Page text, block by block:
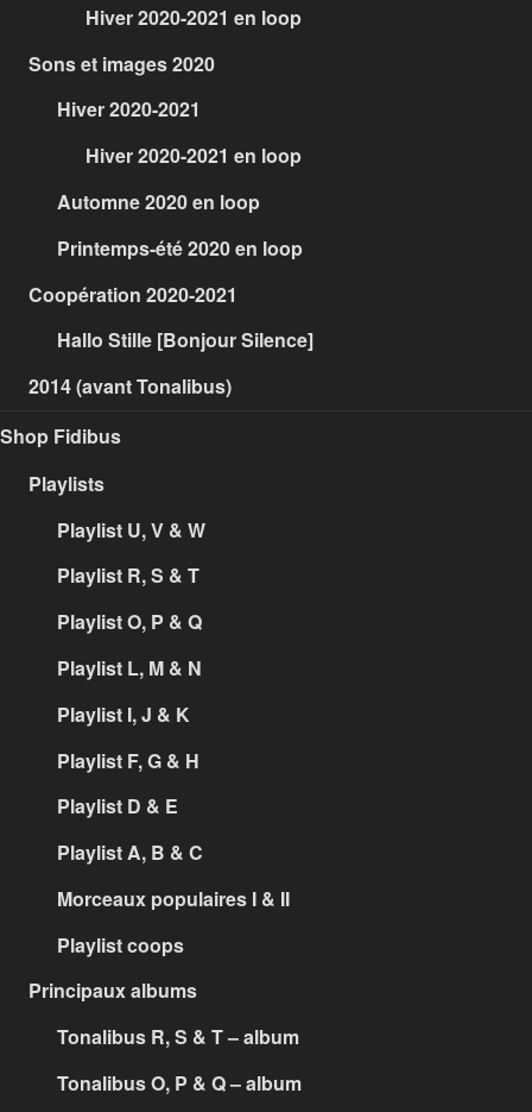
Hiver 2020-2021 en loop
Sons et images 2020
Hiver 2020-2021
Hiver 2020-2021 en loop
Automne 2020 en loop
Printemps-été 2020 en loop
Coopération 2020-2021
Hallo Stille [Bonjour Silence]
2014 (avant Tonalibus)
Shop Fidibus
Playlists
Playlist U, V & W
Playlist R, S & T
Playlist O, P & Q
Playlist L, M & N
Playlist I, J & K
Playlist F, G & H
Playlist D & E
Playlist A, B & C
Morceaux populaires I & II
Playlist coops
Principaux albums
Tonalibus R, S & T – album
Tonalibus O, P & Q – album